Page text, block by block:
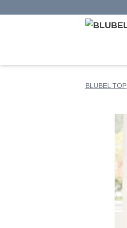
BLUBEL TOP